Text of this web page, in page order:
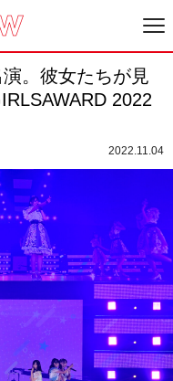
。彼女たちが見
2022
2022.11.04